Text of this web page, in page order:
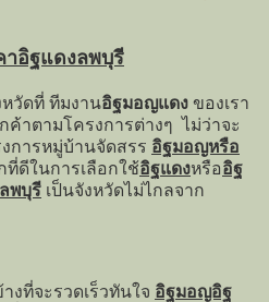
อิฐแดงลพบุรี
วัดที่ ทีมงานอิฐมอญแดง ของเรา
ค้าตามโครงการต่างๆ ไม่ว่าจะ
การหมู่บ้านจัดสรร อิฐมอญหรือ
ที่ดีในการเลือกใช้อิฐแดงหรืออิฐ
พบุรี เป็นจังหวัดไม่ไกลจาก
งที่จะรวดเร็วทันใจ อิฐมอญอิฐ